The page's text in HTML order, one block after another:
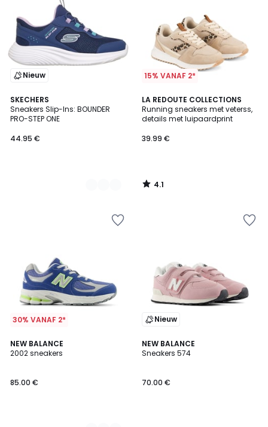
Nieuw
SKECHERS
Sneakers Slip-Ins: BOUNDER
PRO-STEP ONE
44.95 €
2
Kleuren
15% VANAF 2*
LA REDOUTE COLLECTIONS
Running sneakers met veterss,
details met luipaardprint
39.99 €
4.1
/ 5
4.1
/
30% VANAF 2*
NEW BALANCE
2002 sneakers
85.00 €
2
Kleuren
Nieuw
NEW BALANCE
Sneakers 574
70.00 €